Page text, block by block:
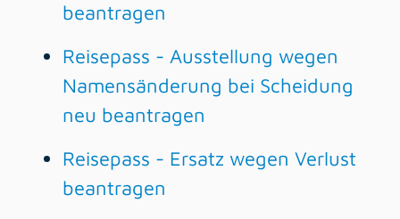
beantragen
Reisepass - Ausstellung wegen
Namensänderung bei Scheidung
neu beantragen
Reisepass - Ersatz wegen Verlust
beantragen